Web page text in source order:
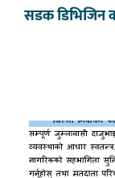
सडक डिभिजिन